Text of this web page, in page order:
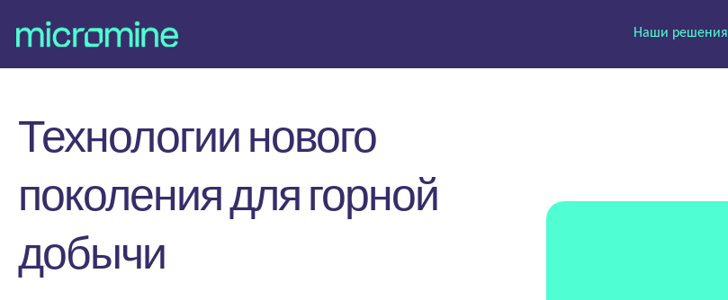
Наши решения
Технологии нового
поколения для горной
добычи